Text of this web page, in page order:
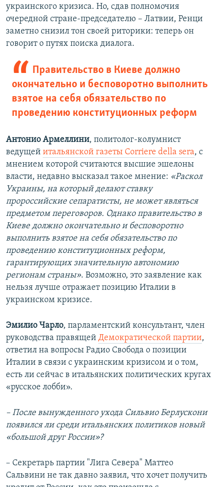
украинского кризиса. Но, сдав полномочия
очередной стране-председателю – Латвии, Ренци
заметно снизил тон своей риторики: теперь он
говорит о путях поиска диалога.
Правительство в Киеве должно
окончательно и бесповоротно выполнить
взятое на себя обязательство по
проведению конституционных реформ
Антонио Армеллини, политолог-колумнист
ведущей итальянской газеты Corriere della sera, с
мнением которой считаются высшие эшелоны
власти, недавно высказал такое мнение: «Раскол
Украины, на который делают ставку
пророссийские сепаратисты, не может являться
предметом переговоров. Однако правительство в
Киеве должно окончательно и бесповоротно
выполнить взятое на себя обязательство по
проведению конституционных реформ,
гарантирующих значительную автономию
регионам страны». Возможно, это заявление как
нельзя лучше отражает позицию Италии в
украинском кризисе.
Эмилио Чарло, парламентский консультант, член
руководства правящей Демократической партии,
ответил на вопросы Радио Свобода о позиции
Италии в связи с украинским кризисом и о том,
есть ли сейчас в итальянских политических кругах
«русское лобби».
– После вынужденного ухода Сильвио Берлускони
появился ли среди итальянских политиков новый
«большой друг России»?
– Секретарь партии "Лига Севера" Маттео
Сальвини не так давно заявил, что хочет получить